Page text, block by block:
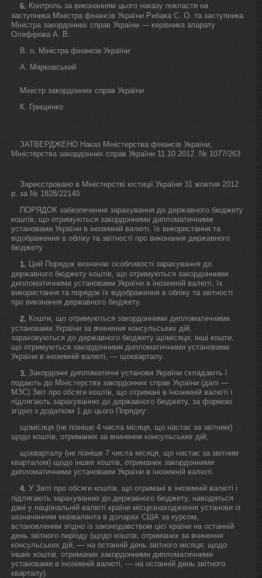
6. Контроль за виконанням цього наказу покласти на
заступника Міністра фінансів України Рибака С. О. та заступника
Міністра закордонних справ України — керівника апарату
Олефірова А. В.
В. о. Міністра фінансів України
А. Мярковський
Міністр закордонних справ України
К. Грищенко
ЗАТВЕРДЖЕНО Наказ Міністерства фінансів України,
Міністерства закордонних справ України 11.10.2012 № 1077/263
Зареєстровано в Міністерстві юстиції України 31 жовтня 2012
р. за № 1828/22140
ПОРЯДОК забезпечення зарахування до державного бюджету
коштів, що отримуються закордонними дипломатичними
установами України в іноземній валюті, їх використання та
відображення в обліку та звітності про виконання державного
бюджету
1. Цей Порядок визначає особливості зарахування до
державного бюджету коштів, що отримуються закордонними
дипломатичними установами України в іноземній валюті, їх
використання та порядок їх відображення в обліку та звітності
про виконання державного бюджету.
2. Кошти, що отримуються закордонними дипломатичними
установами України за вчинення консульських дій,
зараховуються до державного бюджету щомісяця; інші кошти,
що отримуються закордонними дипломатичними установами
України в іноземній валюті, — щокварталу.
3. Закордонні дипломатичні установи України складають і
подають до Міністерства закордонних справ України (далі —
МЗС) Звіт про обсяги коштів, що отримані в іноземній валюті і
підлягають зарахуванню до державного бюджету, за формою
згідно з додатком 1 до цього Порядку:
щомісяця (не пізніше 4 числа місяця, що настає за звітним)
щодо коштів, отриманих за вчинення консульських дій;
щокварталу (не пізніше 7 числа місяця, що настає за звітним
кварталом) щодо інших коштів, отриманих закордонними
дипломатичними установами України в іноземній валюті.
4. У Звіті про обсяги коштів, що отримані в іноземній валюті і
підлягають зарахуванню до державного бюджету, наводяться
дані у національній валюті країни місцезнаходження установи із
зазначенням еквівалента в доларах США за курсом,
встановленим згідно із законодавством цієї країни на останній
день звітного періоду (щодо коштів, отриманих за вчинення
консульських дій, — на останній день звітного місяця; щодо
інших коштів, отриманих закордонними дипломатичними
установами в іноземній валюті, — на останній день звітного
кварталу).